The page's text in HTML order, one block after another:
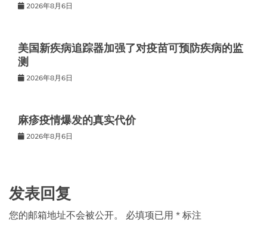
2026年8月6日
美国新疾病追踪器加强了对疫苗可预防疾病的监
测
2026年8月6日
麻疹疫情爆发的真实代价
2026年8月6日
发表回复
您的邮箱地址不会被公开。 必填项已用 * 标注